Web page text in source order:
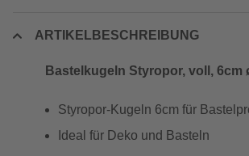
ARTIKELBESCHREIBUNG
Bastelkugeln Styropor, voll, 6cm
Styropor-Kugeln 6cm für
Ideal für Deko und Basteln